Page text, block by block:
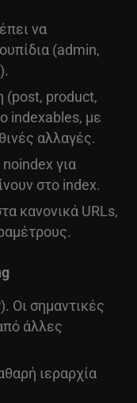
να
(admin,
(post, product,
indexables, με
αλλαγές.
noindex για
στο index.
κανονικά URLs,
Οι σημαντικές
άλλες
ιεραρχία